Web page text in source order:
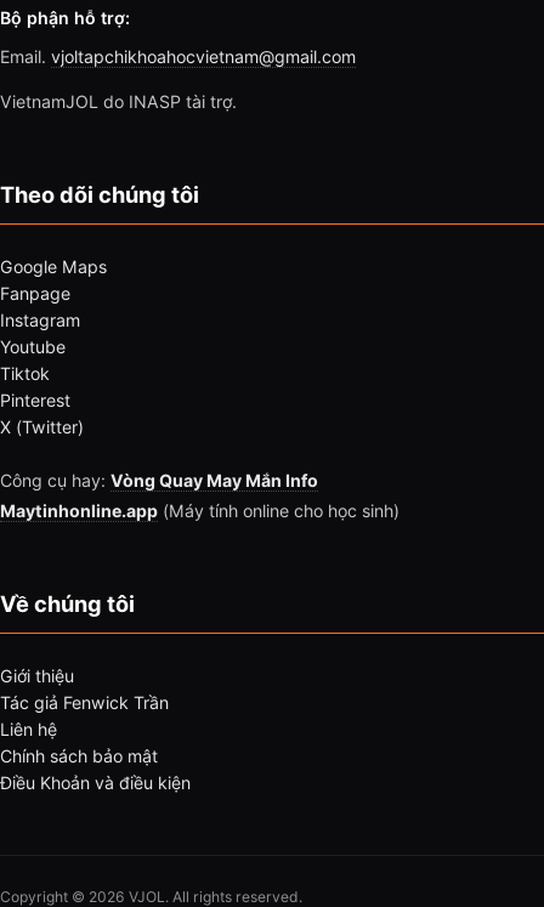
Bộ phận hỗ trợ:
Email. vjoltapchikhoahocvietnam@gmail.com
VietnamJOL do INASP tài trợ.
Theo dõi chúng tôi
Google Maps
Fanpage
Instagram
Youtube
Tiktok
Pinterest
X (Twitter)
Công cụ hay: Vòng Quay May Mắn Info
Maytinhonline.app (Máy tính online cho học sinh)
Về chúng tôi
Giới thiệu
Tác giả Fenwick Trần
Liên hệ
Chính sách bảo mật
Điều Khoản và điều kiện
Copyright © 2026 VJOL. All rights reserved.